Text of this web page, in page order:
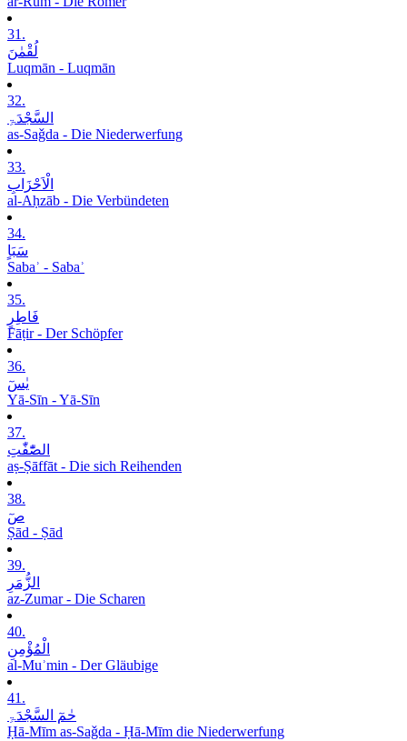
31.
لُقْمٰنَ
Luqmān - Luqmān
32.
السَّجْدَۃِ
as-Saǧda - Die Niederwerfung
33.
الْاَحْزَابِ
al-Aḥzāb - Die Verbündeten
34.
سَبَاٍ
Sabaʾ - Sabaʾ
35.
فَاطِرٍ
Fāṭir - Der Schöpfer
36.
یٰسٓ
Yā-Sīn - Yā-Sīn
37.
الصّٰٓفّٰتِ
aṣ-Ṣāffāt - Die sich Reihenden
38.
صٓ
Ṣād - Ṣād
39.
الزُّمَرِ
az-Zumar - Die Scharen
40.
الْمُؤْمِنِ
al-Muʾmin - Der Gläubige
41.
حٰمٓ السَّجْدَۃِ
Ḥā-Mīm as-Saǧda - Ḥā-Mīm die Niederwerfung